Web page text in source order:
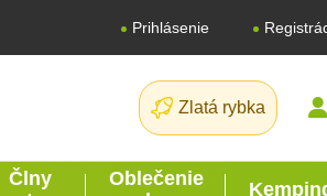
Prihlásenie
Zlatá rybka
Člny
Oblečenie